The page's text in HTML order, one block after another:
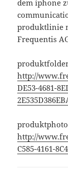
dem iphone
produktlinie
Frequentis
http://
DE53-4681-
http://
C585-4161-